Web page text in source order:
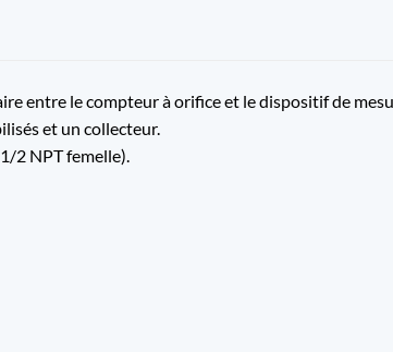
entre le compteur à orifice et le dispositif de
et un collecteur.
2 NPT femelle).